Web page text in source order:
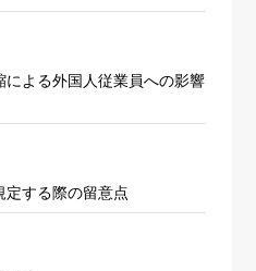
よる外国人従業員への影響
定する際の留意点